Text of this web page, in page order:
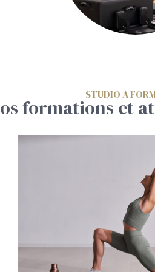
STUDIO A
formations et